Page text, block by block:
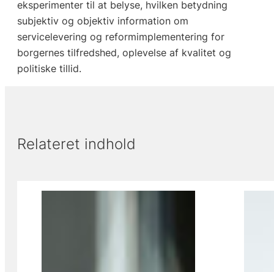
eksperimenter til at belyse, hvilken betydning
subjektiv og objektiv information om
servicelevering og reformimplementering for
borgernes tilfredshed, oplevelse af kvalitet og
politiske tillid.
Relateret indhold